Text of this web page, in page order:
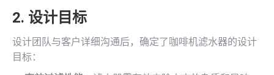
2. 设计目标
设计团队与客户详细沟通后，确定了咖啡机滤水器的设计
目标：